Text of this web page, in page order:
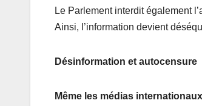
Le Parlement interdit également
Ainsi, l’information devient
Désinformation et autocensure
Même les médias